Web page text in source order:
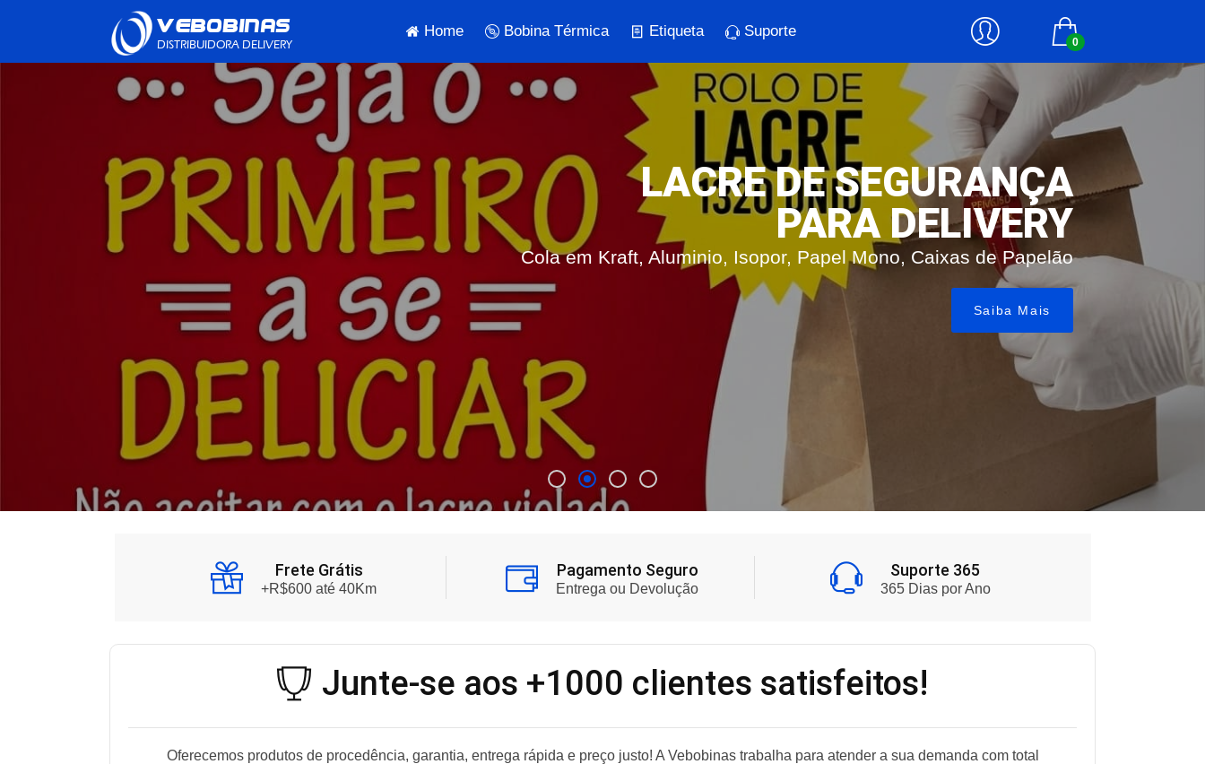
VEBOBINAS
DISTRIBUIDORA DELIVERY 0
Home Bobina Térmica Etiqueta Suporte
LACRE DE SEGURANÇA
PARA DELIVERY
Cola em Kraft, Aluminio, Isopor, Papel Mono, Caixas de Papelão
Saiba Mais
Frete Grátis
+R$600 até 40Km
Pagamento Seguro
Entrega ou Devolução
Suporte 365
365 Dias por Ano
Junte-se aos +1000 clientes satisfeitos!
Oferecemos produtos de procedência, garantia, entrega rápida e preço justo! A Vebobinas trabalha para atender a sua demanda com total